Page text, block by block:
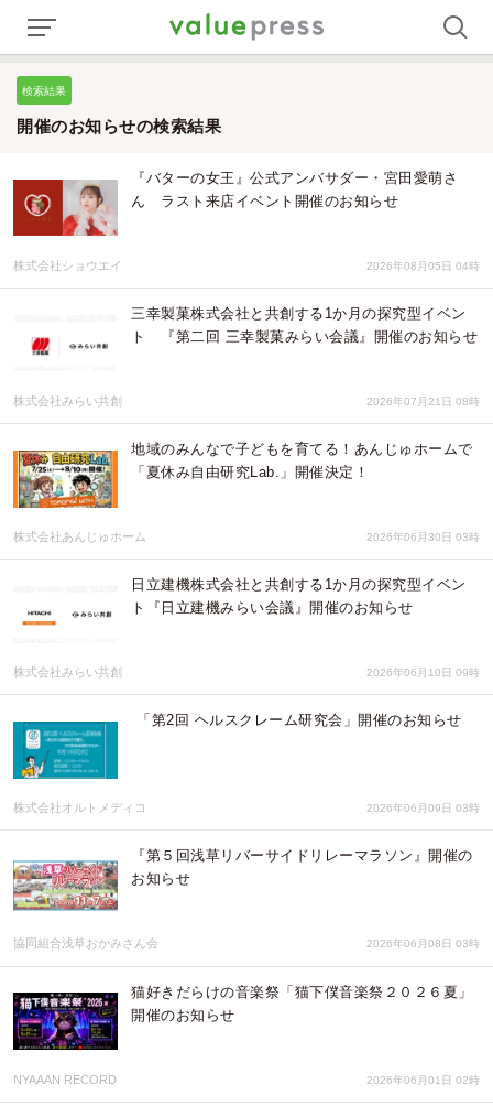
検索結果
開催のお知らせの検索結果
『バターの女王』公式アンバサダー・宮田愛萌さ
ん ラスト来店イベント開催のお知らせ
株式会社ショウエイ 2026年08月05日 04時
三幸製菓株式会社と共創する1か月の探究型イベン
ト 『第二回 三幸製菓みらい会議』開催のお知らせ
株式会社みらい共創 2026年07月21日 08時
地域のみんなで子どもを育てる！あんじゅホームで
「夏休み自由研究Lab.」開催決定！
株式会社あんじゅホーム 2026年06月30日 03時
日立建機株式会社と共創する1か月の探究型イベン
ト『日立建機みらい会議』開催のお知らせ
株式会社みらい共創 2026年06月10日 09時
「第2回 ヘルスクレーム研究会」開催のお知らせ
株式会社オルトメディコ 2026年06月09日 03時
『第５回浅草リバーサイドリレーマラソン』開催の
お知らせ
協同組合浅草おかみさん会 2026年06月08日 03時
猫好きだらけの音楽祭「猫下僕音楽祭２０２６夏」
開催のお知らせ
NYAAAN RECORD 2026年06月01日 02時